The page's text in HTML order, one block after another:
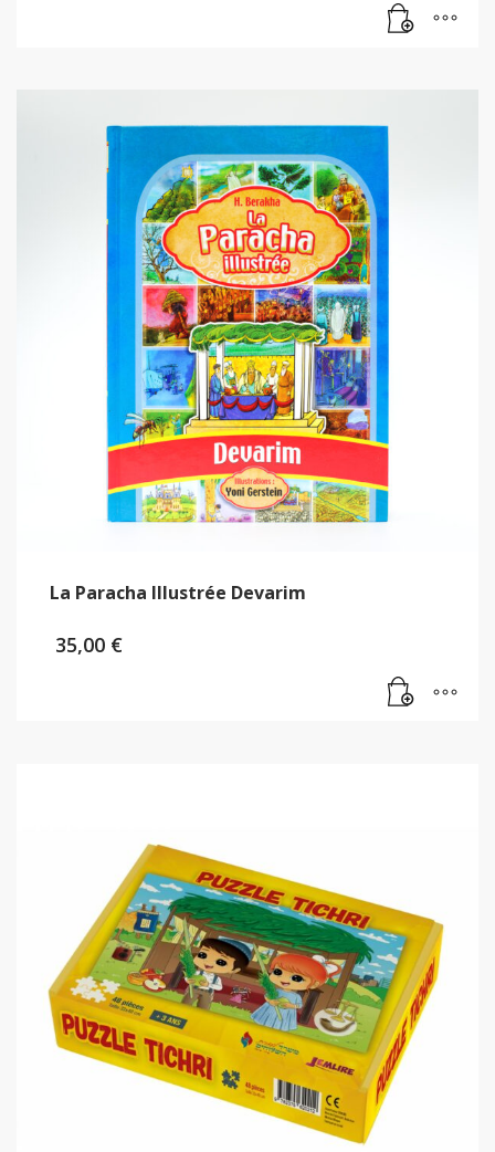
La Paracha Illustrée Devarim
35,00 €